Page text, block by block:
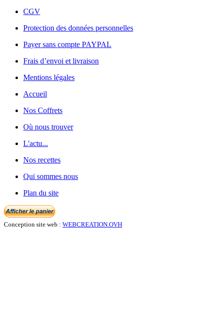
CGV
Protection des données personnelles
Payer sans compte PAYPAL
Frais d’envoi et livraison
Mentions légales
Accueil
Nos Coffrets
Où nous trouver
L'actu...
Nos recettes
Qui sommes nous
Plan du site
Conception site web : WEBCREATION.OVH